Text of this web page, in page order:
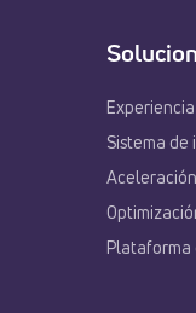
Sistema de
Plataforma